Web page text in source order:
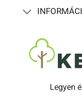
Legyen